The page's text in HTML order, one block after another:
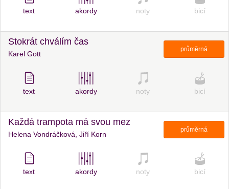
text akordy noty bicí
Stokrát chválím čas
Karel Gott
průměrná
text akordy noty bicí
Každá trampota má svou mez
Helena Vondráčková, Jiří Korn
průměrná
text akordy noty bicí